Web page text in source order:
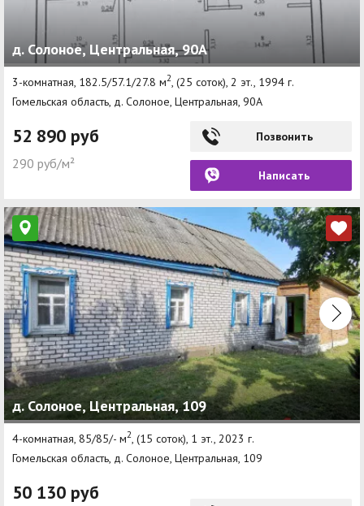
д. Солоное, Центральная, 90А
3-комнатная, 182.5/57.1/27.8 м2, (25 соток), 2 эт., 1994 г.
Гомельская область, д. Солоное, Центральная, 90А
52 890 руб
290 руб/м²
Позвонить
Написать
д. Солоное, Центральная, 109
4-комнатная, 85/85/- м2, (15 соток), 1 эт., 2023 г.
Гомельская область, д. Солоное, Центральная, 109
50 130 руб